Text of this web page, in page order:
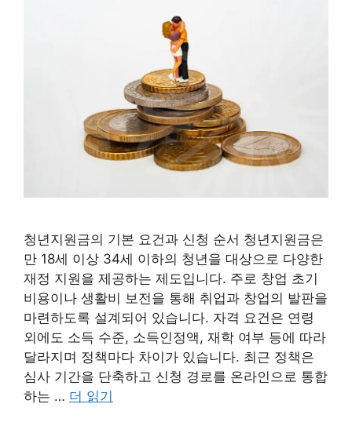
청년지원금의 기본 요건과 신청 순서 청년지원금은
만 18세 이상 34세 이하의 청년을 대상으로 다양한
재정 지원을 제공하는 제도입니다. 주로 창업 초기
비용이나 생활비 보전을 통해 취업과 창업의 발판을
마련하도록 설계되어 있습니다. 자격 요건은 연령
외에도 소득 수준, 소득인정액, 재학 여부 등에 따라
달라지며 정책마다 차이가 있습니다. 최근 정책은
심사 기간을 단축하고 신청 경로를 온라인으로 통합
하는 … 더 읽기